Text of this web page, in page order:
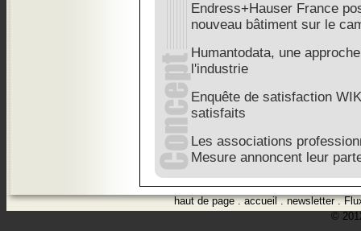
Endress+Hauser France
nouveau bâtiment sur le
Humantodata, une
l'industrie
Enquête de satisfaction
satisfaits
Les associations
Mesure annoncent leur
haut de page.accueil.newsletter.
©